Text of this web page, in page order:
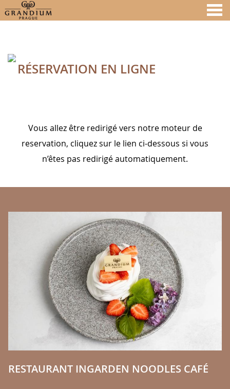
RÉSERVATION EN LIGNE
Vous allez être redirigé vers notre moteur de
reservation, cliquez sur le lien ci-dessous si vous
n’êtes pas redirigé automatiquement.
RESTAURANT INGARDEN NOODLES CAFÉ